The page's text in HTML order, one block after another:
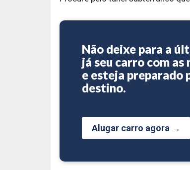
Não deixe para a
já seu carro com
e esteja preparado
destino.
Alugar carro agora →